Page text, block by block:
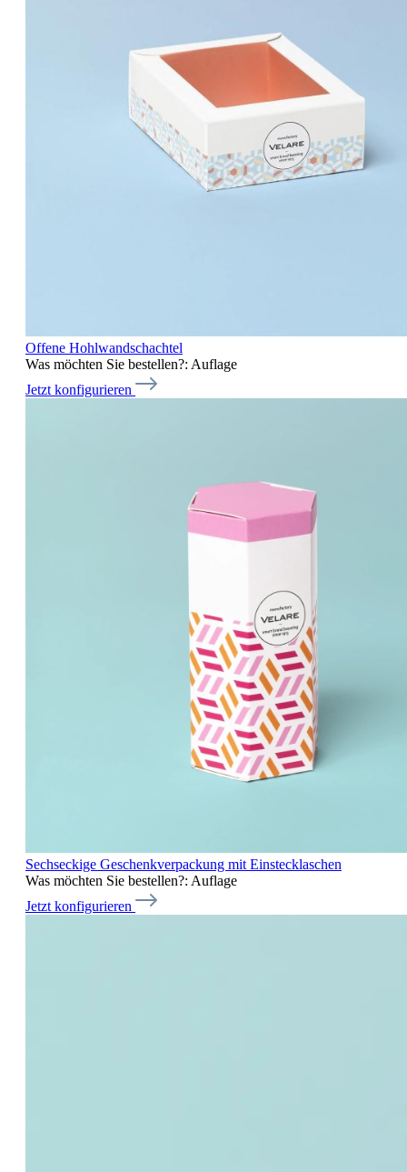
Offene Hohlwandschachtel
Was möchten Sie bestellen?: Auflage
Jetzt konfigurieren
Sechseckige Geschenkverpackung mit Einstecklaschen
Was möchten Sie bestellen?: Auflage
Jetzt konfigurieren